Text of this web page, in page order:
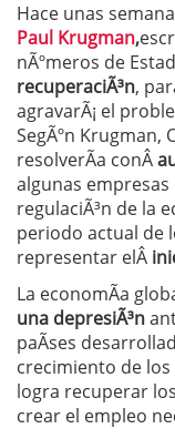
Hace unas
Paul Krugman,
nÃºmeros de
recuperaciÃ³n,
agravarÃ¡ el
SegÃºn Krugman,
resolverÃ­a conÂ
algunas
regulaciÃ³n de la
periodo actual de
representar elÂ
La economÃ­a
una depresiÃ³n
paÃ­ses
crecimiento de
logra recuperar
crear el empleo